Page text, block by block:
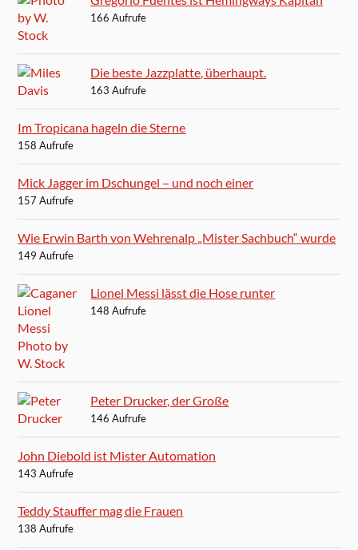
166 Aufrufe
Die beste Jazzplatte, überhaupt.
163 Aufrufe
Im Tropicana hageln die Sterne
158 Aufrufe
Mick Jagger im Dschungel – und noch einer
157 Aufrufe
Wie Erwin Barth von Wehrenalp „Mister Sachbuch“ wurde
149 Aufrufe
Lionel Messi lässt die Hose runter
148 Aufrufe
Peter Drucker, der Große
146 Aufrufe
John Diebold ist Mister Automation
143 Aufrufe
Teddy Stauffer mag die Frauen
138 Aufrufe